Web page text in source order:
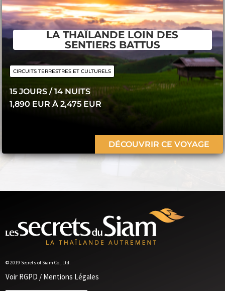
LA THAÏLANDE LOIN DES
SENTIERS BATTUS
CIRCUITS TERRESTRES ET CULTURELS
15 JOURS / 14 ​NUITS
1,890 EUR À 2,475 EUR
DÉCOUVRIR CE VOYAGE
© 2019 Secrets of Siam Co., Ltd.
Voir RGPD / Mentions Légales